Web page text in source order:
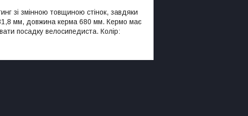
зі змінною товщиною стінок, завдяки
31,8 мм, довжина керма 680 мм. Кермо має
посадку велосипедиста. Колір: